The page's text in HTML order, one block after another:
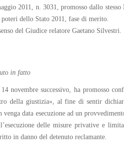
2011, n. 3031, promosso dallo
dello Stato 2011, fase di merito.
del Giudice relatore Gaetano Silvestri.
in fatto
novembre successivo, ha promosso
della giustizia», al fine di sentir
data esecuzione ad un
delle misure privative e
in danno del detenuto reclamante.